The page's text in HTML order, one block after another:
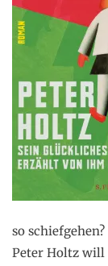
so schiefgehen?
Peter Holtz will